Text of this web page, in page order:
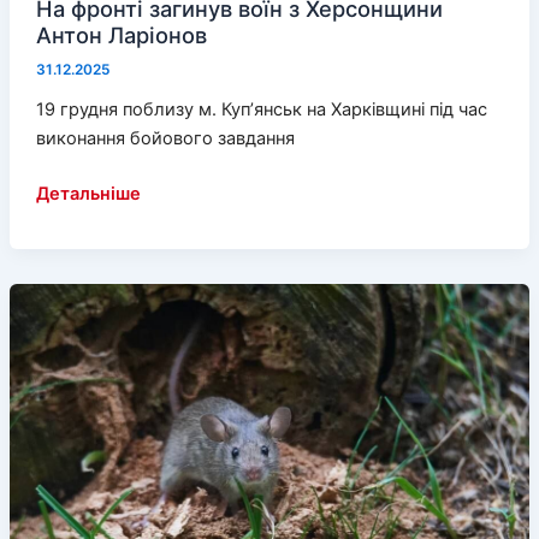
На фронті загинув воїн з Херсонщини
Антон Ларіонов
31.12.2025
19 грудня поблизу м. Куп’янськ на Харківщині під час
виконання бойового завдання
На
воїн
Херсонщини
Антон
Ларіонов
Детальніше